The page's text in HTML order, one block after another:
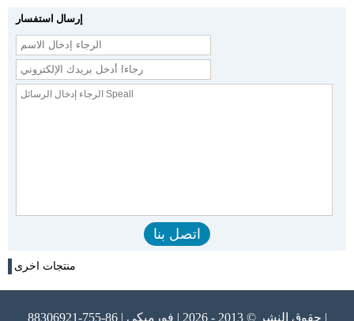
إرسال استفسار
منتجات اخرى
حقوق النشر © 2013 - 2026 | فورميكي | 86-755-88306921 |